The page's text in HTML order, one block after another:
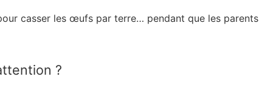
casser les œufs par terre… pendant que les parents
?